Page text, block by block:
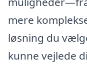
mere
løsning du
kunne vejlede